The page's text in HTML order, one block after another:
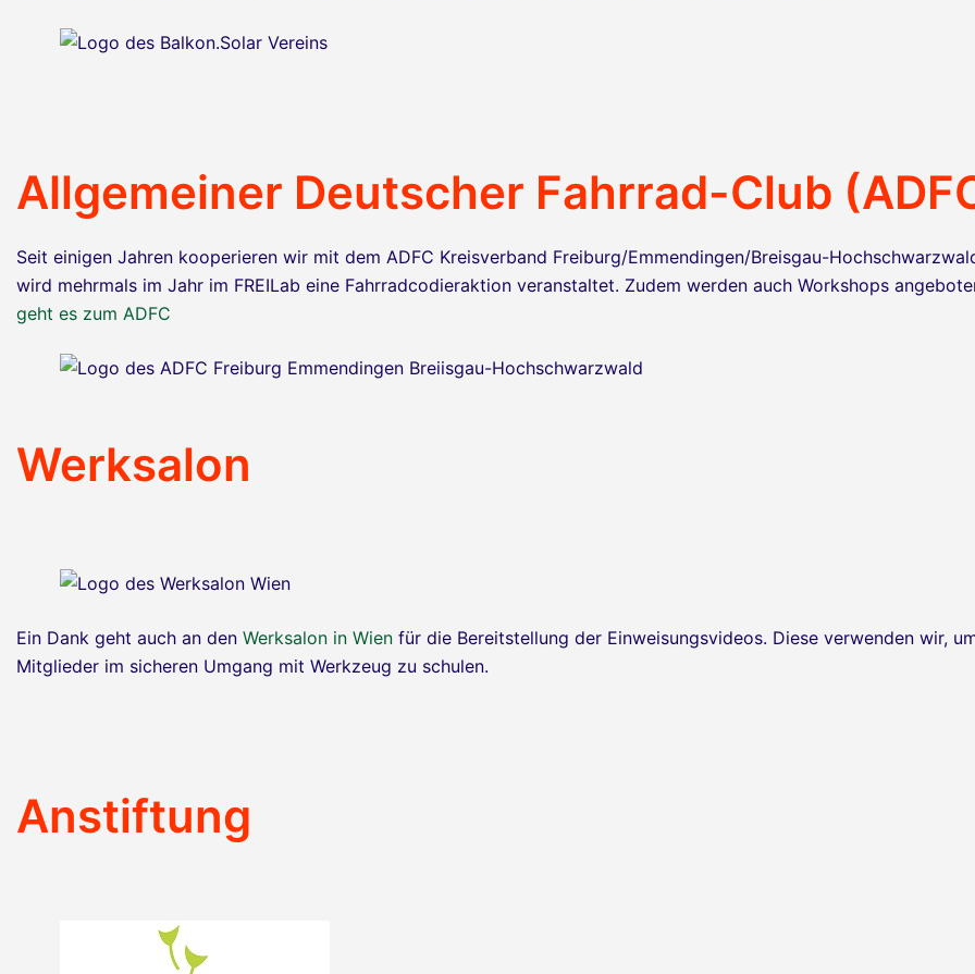
Allgemeiner Deutscher Fahrrad-Club
Seit einigen Jahren kooperieren wir mit dem ADFC Kreisverband Freiburg/Emmendingen/Breisgau-
wird mehrmals im Jahr im FREILab eine Fahrradcodieraktion veranstaltet. Zudem werden auch Workshops
geht es zum ADFC
Werksalon
Ein Dank geht auch an den Werksalon in Wien für die Bereitstellung der Einweisungsvideos. Diese verwenden wir,
Mitglieder im sicheren Umgang mit Werkzeug zu schulen.
Anstiftung